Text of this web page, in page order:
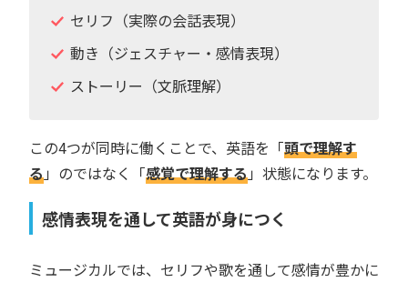
セリフ（実際の会話表現）
動き（ジェスチャー・感情表現）
ストーリー（文脈理解）
この4つが同時に働くことで、英語を「頭で理解す
る」のではなく「感覚で理解する」状態になります。
感情表現を通して英語が身につく
ミュージカルでは、セリフや歌を通して感情が豊かに